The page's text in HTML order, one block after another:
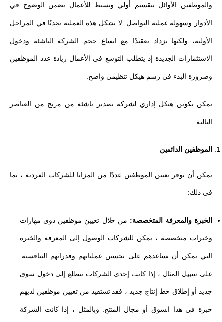
والموظفين الأوائل بتقسيم أولي وبسيط للأعمال يضمن الوضوح في
الأدوار وسهولة عملية التواصل. لا تشكل هذه العملية تحديًا في المراحل
الأولية، ولكنها تزداد تعقيدًا مع اتساع حجم الشركة الناشئة ودخول
الاستثمارات الجديدة إذ يتطلب التوسع في الأعمال زيادة عدد الموظفين
وضرورة البدء في رسم هيكل تنظيمي واضح.
يمكن تكوين هيكل إداري لشركة تصدير ناشئة من مزيج من العناصر
التالية:
الموظفين الدائمين
يمكن أن يوفر تعيين الموظفين عددًا من المزايا للشركات الفردية ، بما
في ذلك:
الخبرة والمعرفة المتخصصة: من خلال تعيين موظفين ذوي مهارات
وخبرات متخصصة ، يمكن للشركات الوصول إلى المعرفة والخبرة
التي يمكن أن تساعدهم على تحسين عملياتهم وقدراتهم التنافسية.
على سبيل المثال ، إذا كانت إحدى الشركات تتطلع إلى دخول سوق
جديد أو إطلاق خط إنتاج جديد ، فقد تستفيد من تعيين موظفين لديهم
خبرة في هذا السوق أو مجال المنتج. وبالمثل ، إذا كانت الشركة